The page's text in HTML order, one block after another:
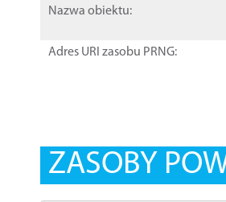
Nazwa obiektu:
Adres URI zasobu PRNG:
ZASOBY